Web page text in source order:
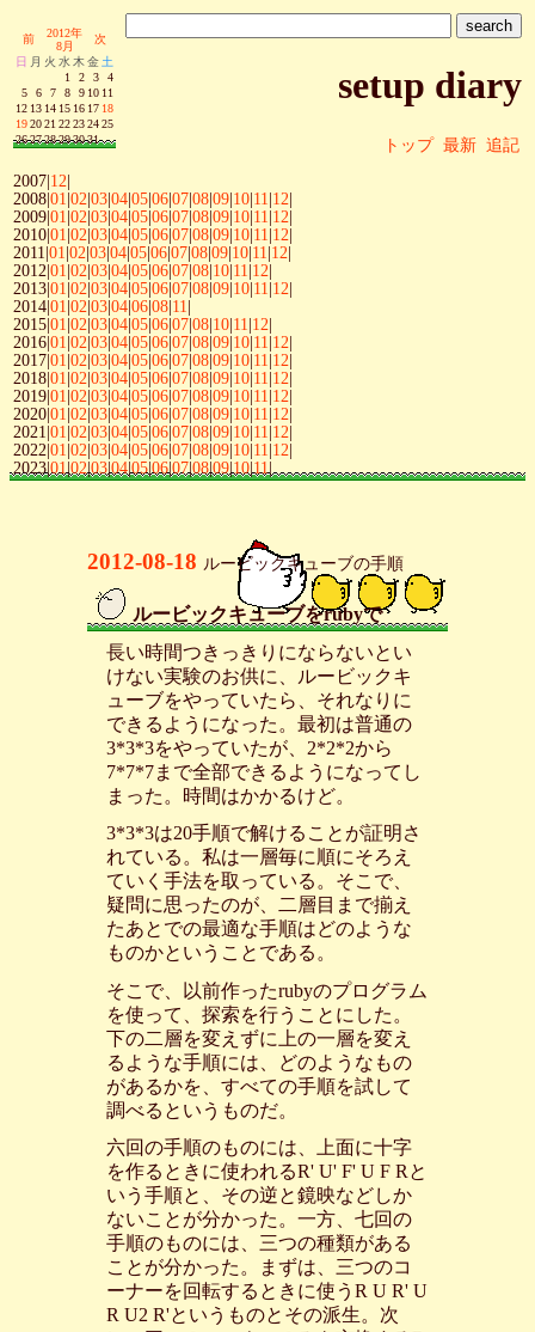
前
2012年
8月
次
日 月 火 水 木 金 土
1
2 3
4
5
6 7 8 9 10 11
12 13 14 15 16 17 18
192021 22232425
262728293031
setup diary
トップ 最新 追記
2007|12|
2008|01|02|03|04|05|06|07|08|09|10|11|12|
2009|01|02|03|04|05|06|07|08|09|10|11|12|
2010|01|02|03|04|05|06|07|08|09|10|11|12|
2011|01|02|03|04|05|06|07|08|09|10|11|12|
2012|01|02|03|04|05|06|07|08|10|11|12|
2013|01|02|03|04|05|06|07|08|09|10|11|12|
2014|01|02|03|04|06|08|11|
2015|01|02|03|04|05|06|07|08|10|11|12|
2016|01|02|03|04|05|06|07|08|09|10|11|12|
2017|01|02|03|04|05|06|07|08|09|10|11|12|
2018|01|02|03|04|05|06|07|08|09|10|11|12|
2019|01|02|03|04|05|06|07|08|09|10|11|12|
2020|01|02|03|04|05|06|07|08|09|10|11|12|
2021|01|02|03|04|05|06|07|08|09|10|11|12|
2022|01|02|03|04|05|06|07|08|09|10|11|12|
2023|01|02|03|04|05|06|07|08|09|10|11|
2012-08-18 ルービックキューブの手順
ルービックキューブをrubyで
長い時間つきっきりにならないとい
けない実験のお供に、ルービックキ
ューブをやっていたら、それなりに
できるようになった。最初は普通の
3*3*3をやっていたが、2*2*2から
7*7*7まで全部できるようになってし
まった。時間はかかるけど。
3*3*3は20手順で解けることが証明さ
れている。私は一層毎に順にそろえ
ていく手法を取っている。そこで、
疑問に思ったのが、二層目まで揃え
たあとでの最適な手順はどのような
ものかということである。
そこで、以前作ったrubyのプログラム
を使って、探索を行うことにした。
下の二層を変えずに上の一層を変え
るような手順には、どのようなもの
があるかを、すべての手順を試して
調べるというものだ。
六回の手順のものには、上面に十字
を作るときに使われるR' U' F' U F Rと
いう手順と、その逆と鏡映などしか
ないことが分かった。一方、七回の
手順のものには、三つの種類がある
ことが分かった。まずは、三つのコ
ーナーを回転するときに使うR U R' U
R U2 R'というものとその派生。次